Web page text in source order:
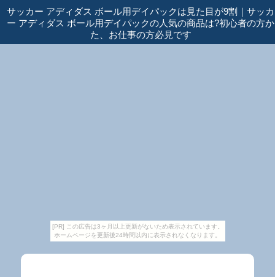
[PR] この広告は3ヶ月以上更新がないため表示されています。
ホームページを更新後24時間以内に表示されなくなります。
サッカー アディダス ボール用デイパックは見た目が9割 ｜ サッカ
ー アディダス ボール用デイパックの人気の商品は?初心者の方か
た、お仕事の方必見です